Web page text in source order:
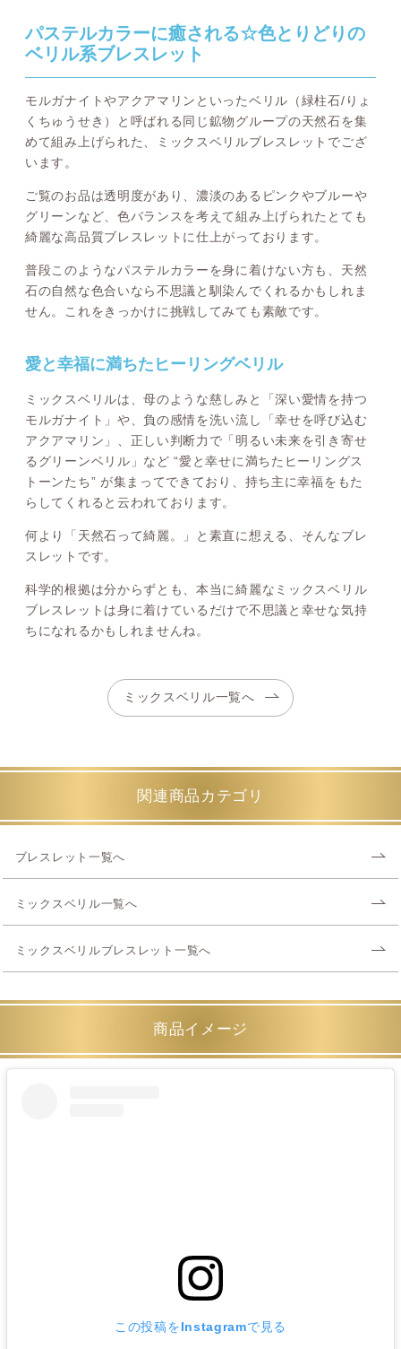
パステルカラーに癒される☆色とりどりの
ベリル系ブレスレット
モルガナイトやアクアマリンといったベリル（緑柱石/りょ
くちゅうせき）と呼ばれる同じ鉱物グループの天然石を集
めて組み上げられた、ミックスベリルブレスレットでござ
います。
ご覧のお品は透明度があり、濃淡のあるピンクやブルーや
グリーンなど、色バランスを考えて組み上げられたとても
綺麗な高品質ブレスレットに仕上がっております。
普段このようなパステルカラーを身に着けない方も、天然
石の自然な色合いなら不思議と馴染んでくれるかもしれま
せん。これをきっかけに挑戦してみても素敵です。
愛と幸福に満ちたヒーリングベリル
ミックスベリルは、母のような慈しみと「深い愛情を持つ
モルガナイト」や、負の感情を洗い流し「幸せを呼び込む
アクアマリン」、正しい判断力で「明るい未来を引き寄せ
るグリーンベリル」など “愛と幸せに満ちたヒーリングス
トーンたち” が集まってできており、持ち主に幸福をもた
らしてくれると云われております。
何より「天然石って綺麗。」と素直に想える、そんなブレ
スレットです。
科学的根拠は分からずとも、本当に綺麗なミックスベリル
ブレスレットは身に着けているだけで不思議と幸せな気持
ちになれるかもしれませんね。
ミックスベリル一覧へ
関連商品カテゴリ
ブレスレット一覧へ
ミックスベリル一覧へ
ミックスベリルブレスレット一覧へ
商品イメージ
この投稿をInstagramで見る